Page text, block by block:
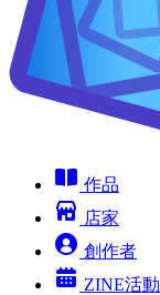
作品
店家
創作者
ZINE活動